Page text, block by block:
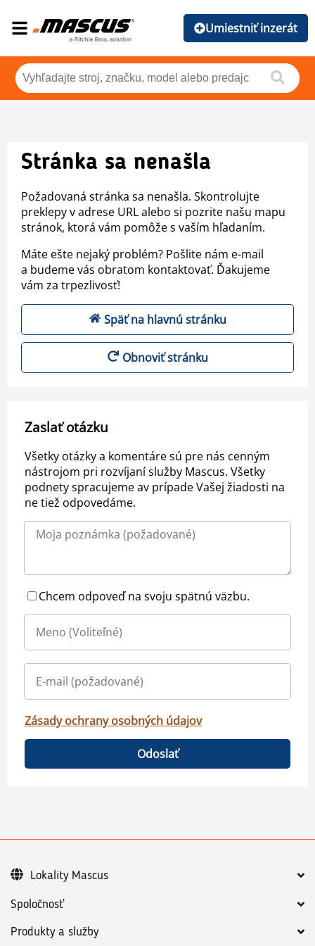
Umiestniť inzerát
Stránka sa nenašla
Požadovaná stránka sa nenašla. Skontrolujte
preklepy v adrese URL alebo si pozrite našu mapu
stránok, ktorá vám pomôže s vaším hľadaním.
Máte ešte nejaký problém? Pošlite nám e-mail
a budeme vás obratom kontaktovať. Ďakujeme
vám za trpezlivosť!
Späť na hlavnú stránku
Obnoviť stránku
Zaslať otázku
Všetky otázky a komentáre sú pre nás cenným
nástrojom pri rozvíjaní služby Mascus. Všetky
podnety spracujeme av prípade Vašej žiadosti na
ne tiež odpovedáme.
Chcem odpoveď na svoju spätnú väzbu.
Zásady ochrany osobných údajov
Odoslať
Spoločnosť
Produkty a služby
Lokality Mascus